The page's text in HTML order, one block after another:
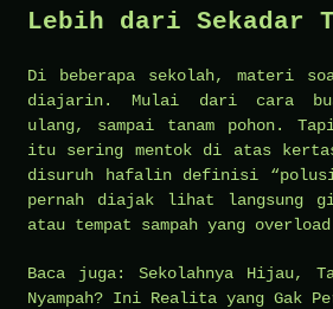
Lebih dari Sekadar
Di beberapa sekolah, materi
diajarin. Mulai dari cara
ulang, sampai tanam pohon.
itu sering mentok di atas kertas
disuruh hafalin definisi
pernah diajak lihat langsung
atau tempat sampah yang
Baca juga: Sekolahnya Hijau,
Nyampah? Ini Realita yang Gak